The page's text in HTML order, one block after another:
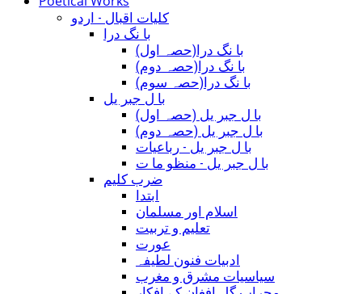
کلیات اقبال - اردو
با نگ درا
(با نگ درا(حصہ اول
(با نگ درا(حصہ دوم
(با نگ درا(حصہ سوم
با ل جبر یل
(با ل جبر یل (حصہ اول
(با ل جبر یل (حصہ دوم
با ل جبر یل - رباعيات
با ل جبر یل - منظو ما ت
ضرب کلیم
ابتدا
اسلام اور مسلمان
تعلیم و تربیت
عورت
ادبیات فنون لطیفہ
سیاسیات مشرق و مغرب